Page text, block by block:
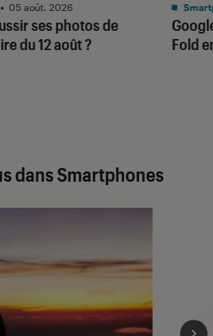
ses photos de
du 12 août ?
• 05 août. 2026
Fold
dans Smartphones